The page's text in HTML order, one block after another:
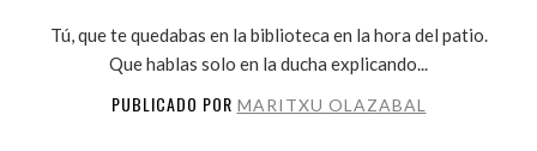
Tú, que te quedabas en la biblioteca en la hora del patio.
Que hablas solo en la ducha explicando...
PUBLICADO POR MARITXU OLAZABAL